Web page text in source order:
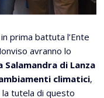
prima battuta l’Ente
avranno lo
Salamandra di Lanza
climatici,
tutela di questo